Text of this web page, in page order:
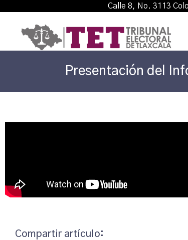
Calle 8, No. 3113
Presentación del
Compartir artículo: